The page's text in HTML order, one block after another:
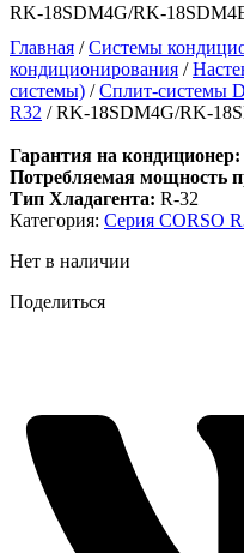
RK-18SDM4G/RK-
Главная /Системы
кондиционирования /
системы) /Сплит-системы
R32 / RK-18SDM4G/RK-
Гарантия на кондиционер:
Потребляемая мощность
Тип Хладагента: R-32
Категория: Серия CORSO
Нет в наличии
Поделиться